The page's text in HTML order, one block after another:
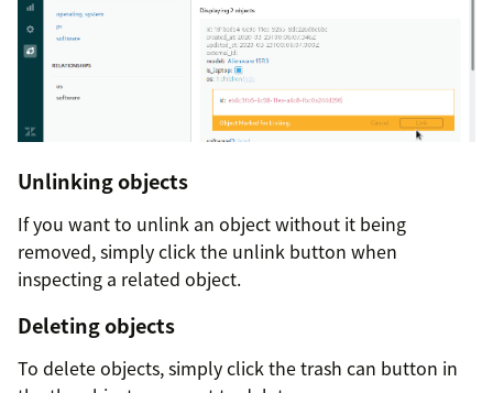
Unlinking objects
If you want to unlink an object without it being
removed, simply click the unlink button when
inspecting a related object.
Deleting objects
To delete objects, simply click the trash can button in